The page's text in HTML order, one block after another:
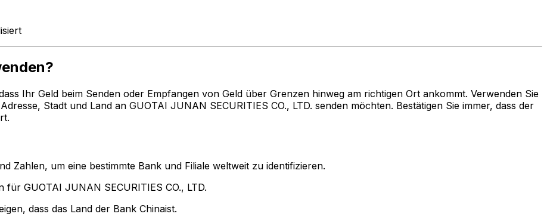
Ihr Geld beim Senden oder Empfangen von Geld über Grenzen hinweg am richtigen Ort ankommt. Verwenden Sie
Stadt und Land an GUOTAI JUNAN SECURITIES CO., LTD. senden möchten. Bestätigen Sie immer, dass der
Zahlen, um eine bestimmte Bank und Filiale weltweit zu identifizieren.
für GUOTAI JUNAN SECURITIES CO., LTD.
dass das Land der Bank Chinaist.